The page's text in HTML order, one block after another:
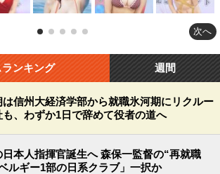
次へ
ンキング 週間
は信州大経済学部から就職氷河期にリクルー
も、わずか1日で辞めて役者の道へ
日本人指揮官誕生へ 森保一監督の“再就職
ルギー1部の日系クラブ」一択か